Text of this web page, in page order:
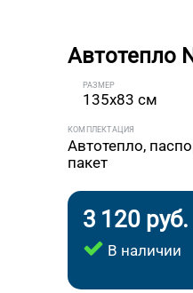
Автотепло
РАЗМЕР
135x83 см
КОМПЛЕКТАЦИЯ
Автотепло,
пакет
3 120 руб.
В наличии